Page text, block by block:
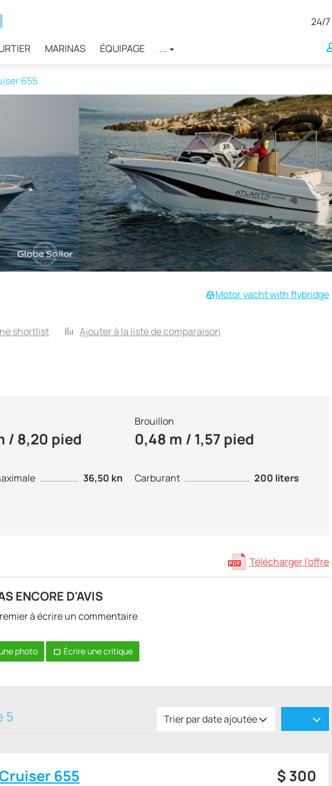
MARINAS ÉQUIPAGE ...
24/
655
Motor yacht with flybridge
shortlist Ajouter à la liste de comparaison
/ 8,20 pied
Brouillon
0,48 m / 1,57 pied
36,50 kn Carburant
200 liters
Télécharger l'offre
ENCORE D'AVIS
à écrire un commentaire
photo Écrire une critique
5 Trier par date ajoutée
655 $ 300